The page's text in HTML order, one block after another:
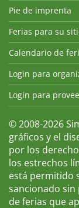
Pie de imprenta
Ferias para su
Calendario de
Login para
Login para
© 2008-2026
gráficos y el
por los
los estrechos
está permitido
sancionado sin
de ferias que